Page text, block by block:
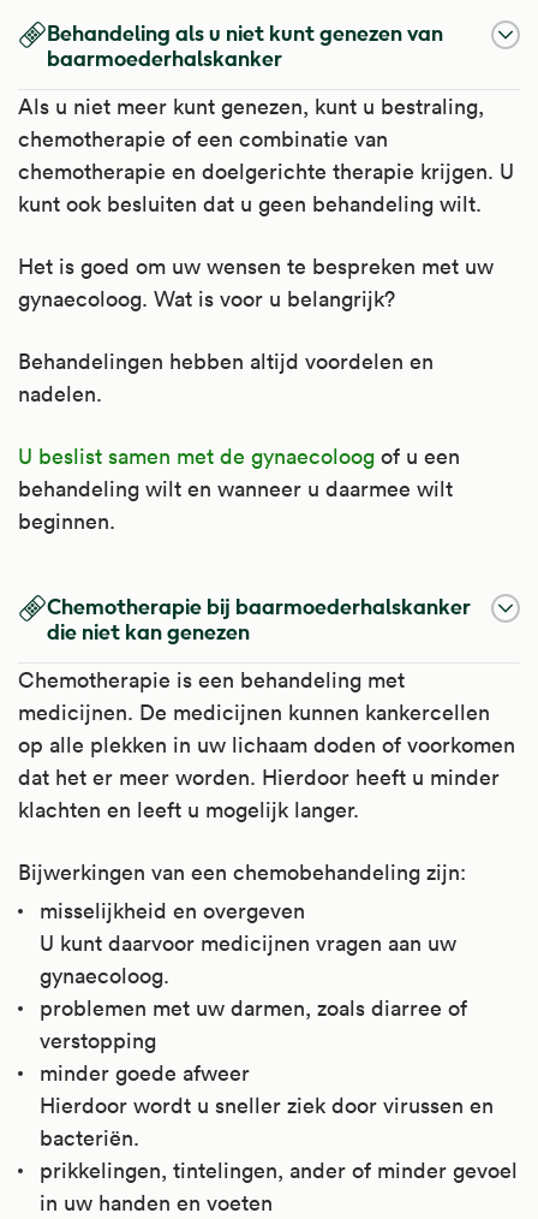
Behandeling als u niet kunt genezen van
baarmoederhalskanker
Als u niet meer kunt genezen, kunt u bestraling,
chemotherapie of een combinatie van
chemotherapie en doelgerichte therapie krijgen. U
kunt ook besluiten dat u geen behandeling wilt.
Het is goed om uw wensen te bespreken met uw
gynaecoloog. Wat is voor u belangrijk?
Behandelingen hebben altijd voordelen en
nadelen.
U beslist samen met de gynaecoloog of u een
behandeling wilt en wanneer u daarmee wilt
beginnen.
Chemotherapie bij baarmoederhalskanker
die niet kan genezen
Chemotherapie is een behandeling met
medicijnen. De medicijnen kunnen kankercellen
op alle plekken in uw lichaam doden of voorkomen
dat het er meer worden. Hierdoor heeft u minder
klachten en leeft u mogelijk langer.
Bijwerkingen van een chemobehandeling zijn:
misselijkheid en overgeven
U kunt daarvoor medicijnen vragen aan uw
gynaecoloog.
problemen met uw darmen, zoals diarree of
verstopping
minder goede afweer
Hierdoor wordt u sneller ziek door virussen en
bacteriën.
prikkelingen, tintelingen, ander of minder gevoel
in uw handen en voeten